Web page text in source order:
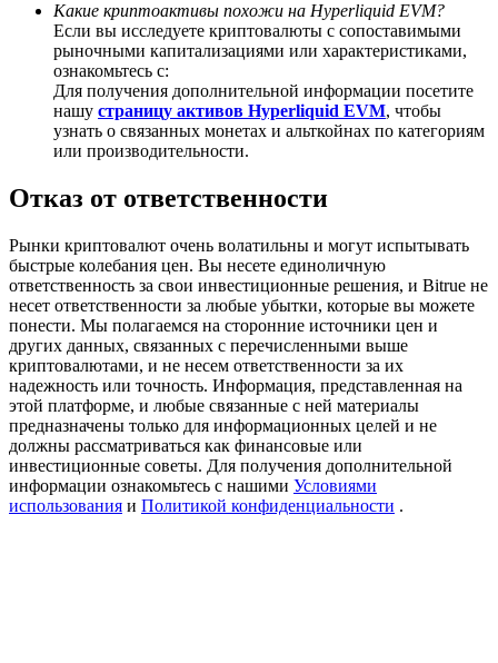
BTC Welcome Rewards
Deposit & Trade BTC to Share 25000 USDT prize pool!
Share 500000 CASHCAT prize pool
Exclusive for BitMart Users
Register & Trade to Win 500,000 USDT
Precious Metals Trading Carnival
Trade Gold & Silver · 33,333 USDT Bonus
Какие криптоактивы похожи на Hyperliquid EVM?
Если вы исследуете криптовалюты с сопоставимыми
рыночными капитализациями или характеристиками,
ознакомьтесь с:
Для получения дополнительной информации посетите
нашу страницу активов Hyperliquid EVM, чтобы
узнать о связанных монетах и альткойнах по категориям
или производительности.
Отказ от ответственности
Рынки криптовалют очень волатильны и могут испытывать
быстрые колебания цен. Вы несете единоличную
ответственность за свои инвестиционные решения, и Bitrue не
несет ответственности за любые убытки, которые вы можете
понести. Мы полагаемся на сторонние источники цен и
других данных, связанных с перечисленными выше
криптовалютами, и не несем ответственности за их
надежность или точность. Информация, представленная на
этой платформе, и любые связанные с ней материалы
предназначены только для информационных целей и не
должны рассматриваться как финансовые или
инвестиционные советы. Для получения дополнительной
информации ознакомьтесь с нашими Условиями
использования и Политикой конфиденциальности .